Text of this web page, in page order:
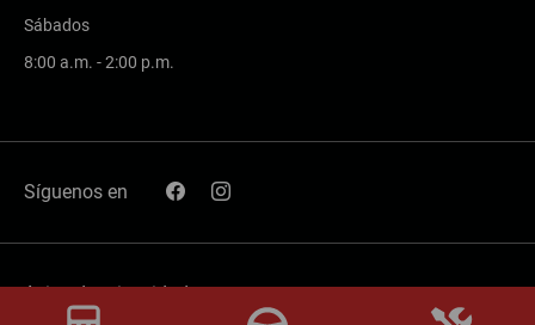
Sábados
8:00 a.m. - 2:00 p.m.
Síguenos en
Aviso de privacidad